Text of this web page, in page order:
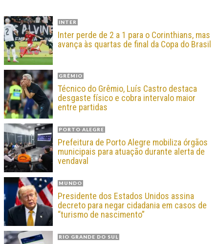
INTER
Inter perde de 2 a 1 para o Corinthians, mas
avança às quartas de final da Copa do Brasil
GRÊMIO
Técnico do Grêmio, Luís Castro destaca
desgaste físico e cobra intervalo maior
entre partidas
PORTO ALEGRE
Prefeitura de Porto Alegre mobiliza órgãos
municipais para atuação durante alerta de
vendaval
MUNDO
Presidente dos Estados Unidos assina
decreto para negar cidadania em casos de
“turismo de nascimento”
RIO GRANDE DO SUL